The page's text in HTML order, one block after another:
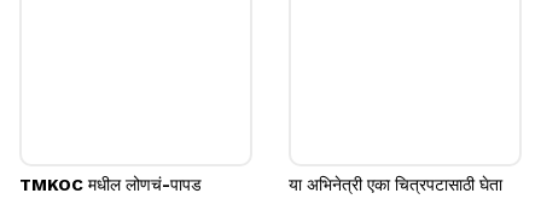
TMKOC मधील लोणचं-पापड
या अभिनेत्री एका चित्रपटासाठी घेता